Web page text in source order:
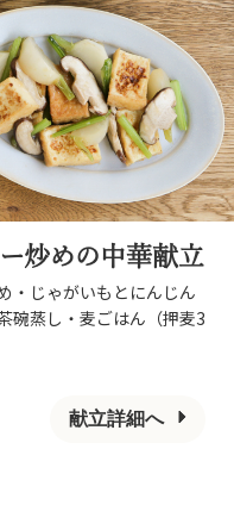
炒めの中華献立
・じゃがいもとにんじん
蒸し・麦ごはん（押麦3
献立詳細へ